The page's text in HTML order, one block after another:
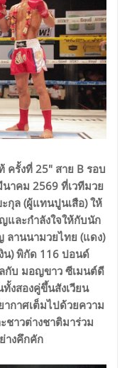
ครั้งที่ 25" สาย B รอบ
าคม 2569 ที่เวทีมวย
กุล (ผู้แทนปูนเสือ) ให้
และกำลังใจให้กับนัก
ลานนามวยไทย (แดง)
น) พิกัด 116 ปอนด์
กับ มอญขาว ซีเมนต์ดี
งสองคู่ขึ้นสังเวียน
กาศเต็มไปด้วยความ
าวต่างชาติมาร่วม
างคึกคัก